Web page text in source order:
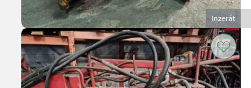
Inzerát